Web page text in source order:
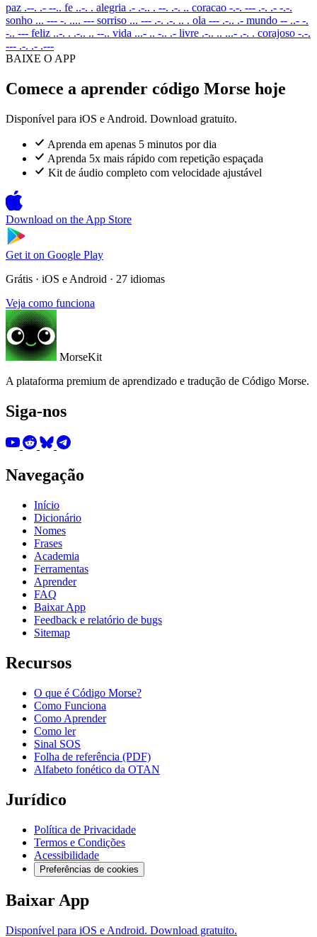
paz .--. .- --.. fe ..-. . alegria .- .-.. . --. .-. .. coracao -.-. --- .-. .- -.-.
sonho ... --- -. .... --- sorriso ... --- .-. .-. .. . ola --- .-.. .- mundo -- ..- -.
-.. --- feliz ..-. . .-.. .. --.. vida ...- .. -.. .- livre .-.. .. ...- .-. . corajoso -.-.
--- .-. .- .---
BAIXE O APP
Comece a aprender código Morse hoje
Disponível para iOS e Android. Download gratuito.
Aprenda em apenas 5 minutos por dia
Aprenda 5x mais rápido com repetição espaçada
Kit de áudio completo com velocidade ajustável
Download on the App Store
Get it on Google Play
Grátis · iOS e Android · 27 idiomas
Veja como funciona
MorseKit
A plataforma premium de aprendizado e tradução de Código Morse.
Siga-nos
Navegação
Início
Dicionário
Nomes
Frases
Academia
Ferramentas
Aprender
FAQ
Baixar App
Feedback e relatório de bugs
Sitemap
Recursos
O que é Código Morse?
Como Funciona
Como Aprender
Como ler
Sinal SOS
Folha de referência (PDF)
Alfabeto fonético da OTAN
Jurídico
Política de Privacidade
Termos e Condições
Acessibilidade
Preferências de cookies
Baixar App
Disponível para iOS e Android. Download gratuito.